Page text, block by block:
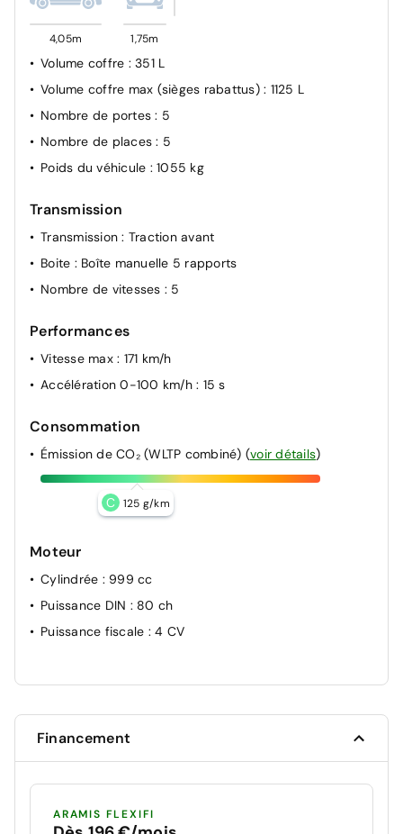
Système de détection des piétons
4,05m 1,75m
Volume coffre : 351 L
Volume coffre max (sièges rabattus) : 1125 L
Nombre de portes: 5
Nombre de places: 5
Poids du véhicule : 1055 kg
Transmission
Transmission: Traction avant
Boite : Boîte manuelle 5 rapports
Nombre de vitesses : 5
Performances
Vitesse max : 171 km/h
Accélération 0-100 km/h : 15 s
Consommation
Émission de CO₂ (WLTP combiné) (voir détails)
C 125 g/km
Moteur
Cylindrée : 999 cc
Puissance DIN : 80 ch
Puissance fiscale : 4 CV
Financement
ARAMIS FLEXIFI